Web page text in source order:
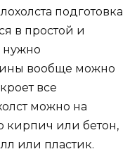
подготовка
в простой и
нужно
вообще можно
все
можно на
кирпич или бетон,
или пластик.